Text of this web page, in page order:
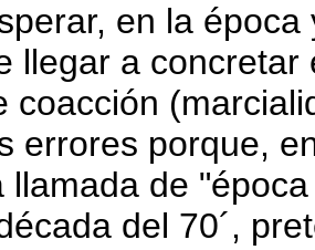
en la
llegar a
coacción
errores porque,
llamada de
del 70´,